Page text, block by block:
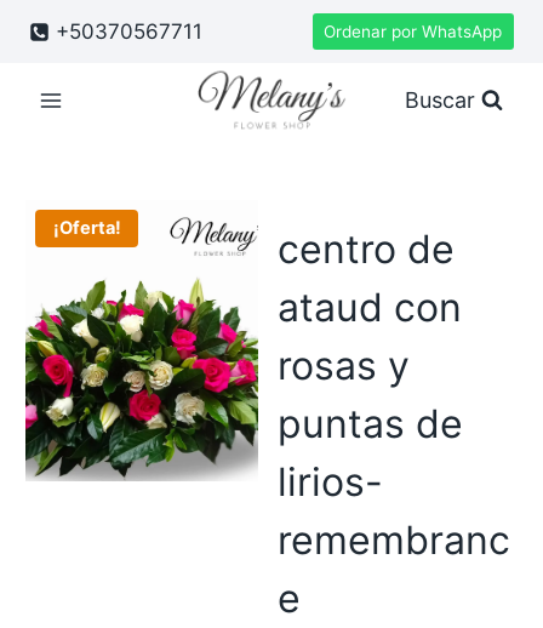
+50370567711 Ordenar por WhatsApp
Buscar
¡Oferta!
centro de
ataud con
rosas y
puntas de
lirios-
remembranc
e